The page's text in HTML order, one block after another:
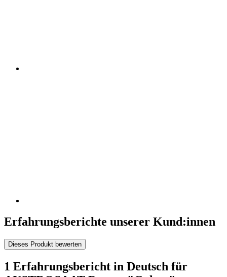
Erfahrungsberichte unserer Kund:innen
Dieses Produkt bewerten
1 Erfahrungsbericht in Deutsch für